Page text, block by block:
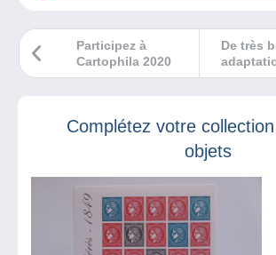
De très
romans
Participez à
Cartophila 2020
Complétez votre
objets